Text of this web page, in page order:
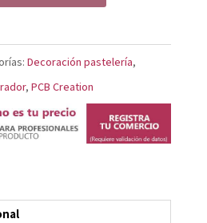
Decoración pastelería,
, PCB Creation